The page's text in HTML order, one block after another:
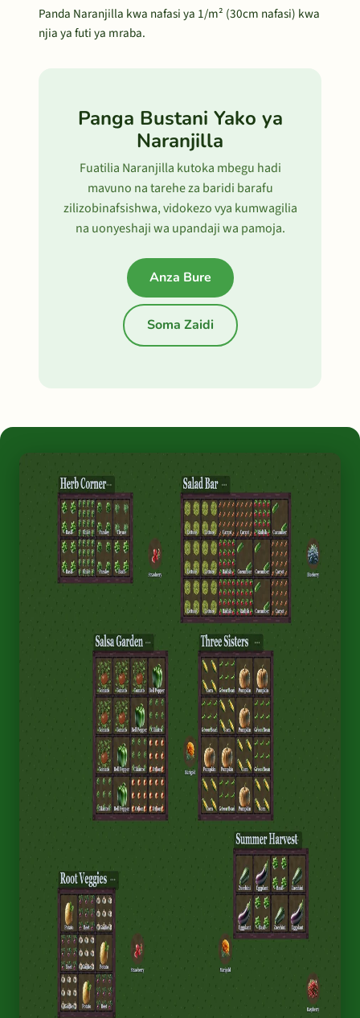
Panda Naranjilla kwa nafasi ya 1/m² (30cm nafasi) kwa
njia ya futi ya mraba.
Panga Bustani Yako ya
Naranjilla
Fuatilia Naranjilla kutoka mbegu hadi
mavuno na tarehe za baridi barafu
zilizobinafsishwa, vidokezo vya kumwagilia
na uonyeshaji wa upandaji wa pamoja.
Anza Bure
Soma Zaidi